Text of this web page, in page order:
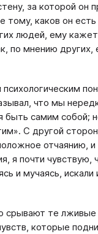
за которой он
тому, каков он
людей, ему
по мнению
что мы
самим собой;
С другой
отчаянию, и
я почти
и мучаясь,
срывают те
которые